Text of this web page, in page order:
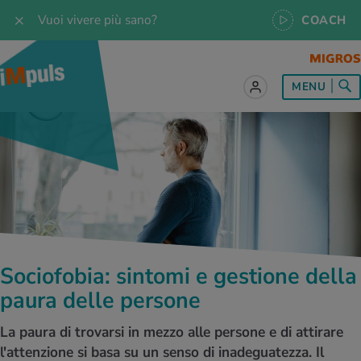
Vuoi vivere più sano? COACH
sul tema Alimentazione
ideale
alimentazione
sano
sul tema Movimento
& Jogging
e outdoor
sul tema Rilassamento
per tutti i giorni
di rilassamento
Life-Balance
sul tema Medicina
della salute
per tutti i giorni
dello sport
specialistica
sul tema Servizio
test e quiz
iMpuls
MENU
Sociofobia: sintomi e gestione della
paura delle persone
La paura di trovarsi in mezzo alle persone e di attirare
l'attenzione si basa su un senso di inadeguatezza. Il